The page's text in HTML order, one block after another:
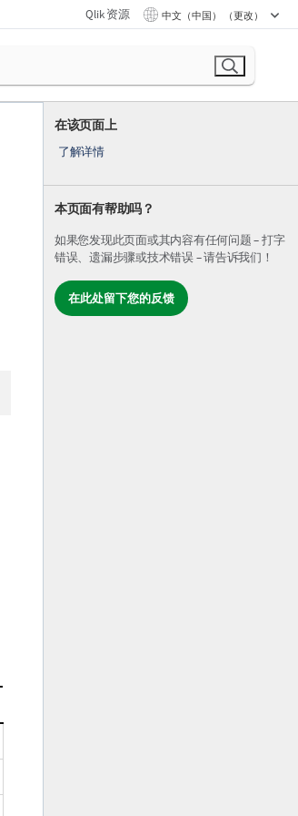
Qlik 资源 中文（中国） （更改）
在该页面上
了解详情
本页面有帮助吗？
如果您发现此页面或其内容有任何问题 – 打字
错误、遗漏步骤或技术错误 – 请告诉我们！
在此处留下您的反馈